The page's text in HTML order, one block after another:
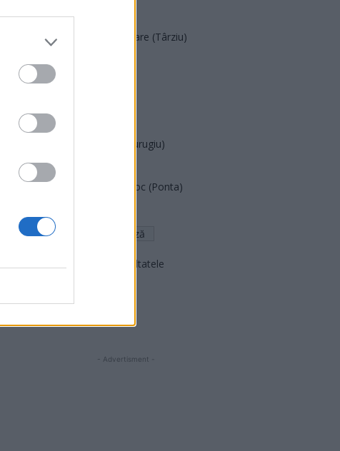
PACE (Peia)
Acțiunea Conservatoare (Târziu)
PUSL (D. Voiculescu)
PNCR (Terheș)
Partidul Patrioților (Surugiu)
FAR (Coarnă)
România pe Primul Loc (Ponta)
Arată rezultatele
- Advertisment -